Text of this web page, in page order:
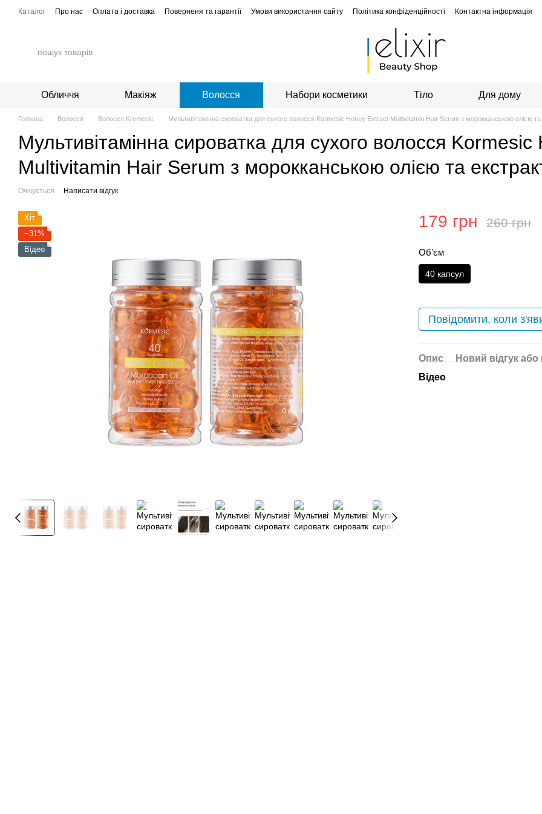
Перейти до основного контенту
Каталог Про нас Оплата і доставка Поверненя та гарантії Умови використання сайту Політика конфіденційності Контактна інформація
Обличчя Макіяж Волосся Набори косметики Тіло Для дому
Головна Волосся Волосся Kromesic Мультивітамінна сироватка для сухого волосся Kormesic Honey Extract Multivitamin Hair Serum з морокканською олією
Мультивітамінна сироватка для сухого волосся
Multivitamin Hair Serum з морокканською олією та
Очікується Написати відгук
Хіт
−31%
Відео
179 грн 260 грн
Обʼєм
40 капсул
Повідомити, коли
Опис
Новий відгук
Відео